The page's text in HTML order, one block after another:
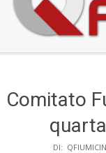
Menu
Comitato
DI: